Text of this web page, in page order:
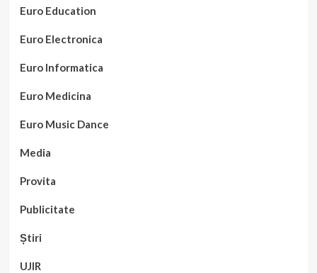
Euro Education
Euro Electronica
Euro Informatica
Euro Medicina
Euro Music Dance
Media
Provita
Publicitate
Știri
UJIR